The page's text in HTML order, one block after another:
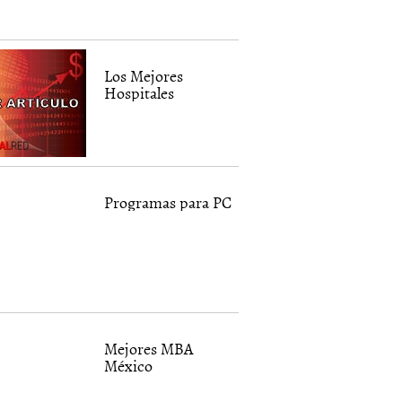
Los Mejores
Hospitales
Programas para PC
Mejores MBA
México